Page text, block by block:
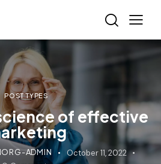
POST TYPES
of effective
ADMIN
October 11, 2022